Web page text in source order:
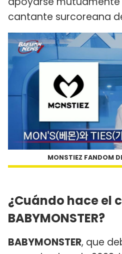
cantante surcoreana
MONSTIEZ FANDOM
¿Cuándo hace el
BABYMONSTER?
BABYMONSTER, que